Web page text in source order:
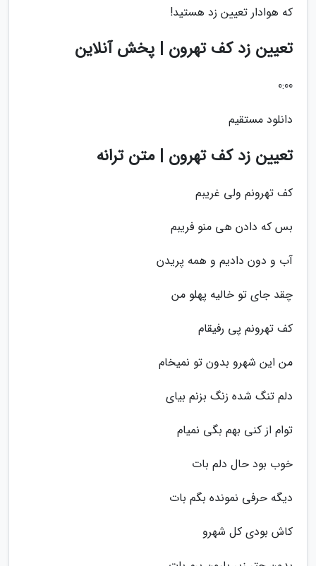
که هوادار تعیین زد هستید!
تعیین زد کف تهرون | پخش آنلاین
0:00
دانلود مستقیم
تعیین زد کف تهرون | متن ترانه
کف تهرونم ولی غریبم
بس که دادن هی منو فریبم
آب و دون دادیم و همه پریدن
چقد جای تو خالیه پهلو من
کف تهرونم پی رفیقام
من این شهرو بدون تو نمیخام
دلم تنگ شده زنگ بزنم بیای
توام از کنی بهم بگی نمیام
خوب بود حال دلم بات
دیگه حرفی نمونده بگم بات
کاش بودی کل شهرو